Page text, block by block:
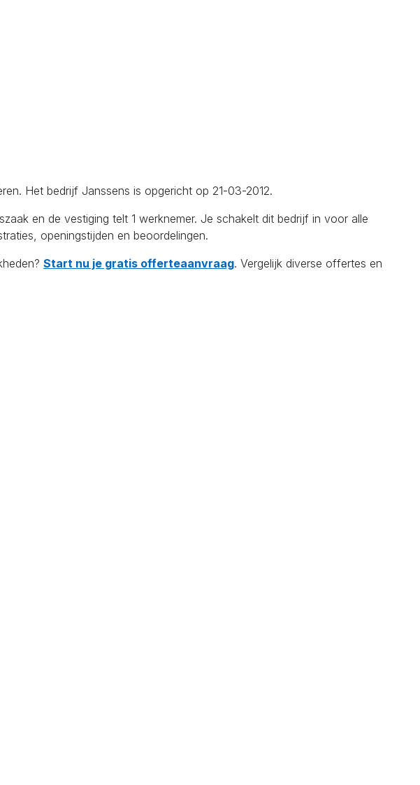
Het bedrijf Janssens is opgericht op 21-03-2012.
en de vestiging telt 1 werknemer. Je schakelt dit bedrijf in voor alle
openingstijden en beoordelingen.
Start nu je gratis offerteaanvraag. Vergelijk diverse offertes en